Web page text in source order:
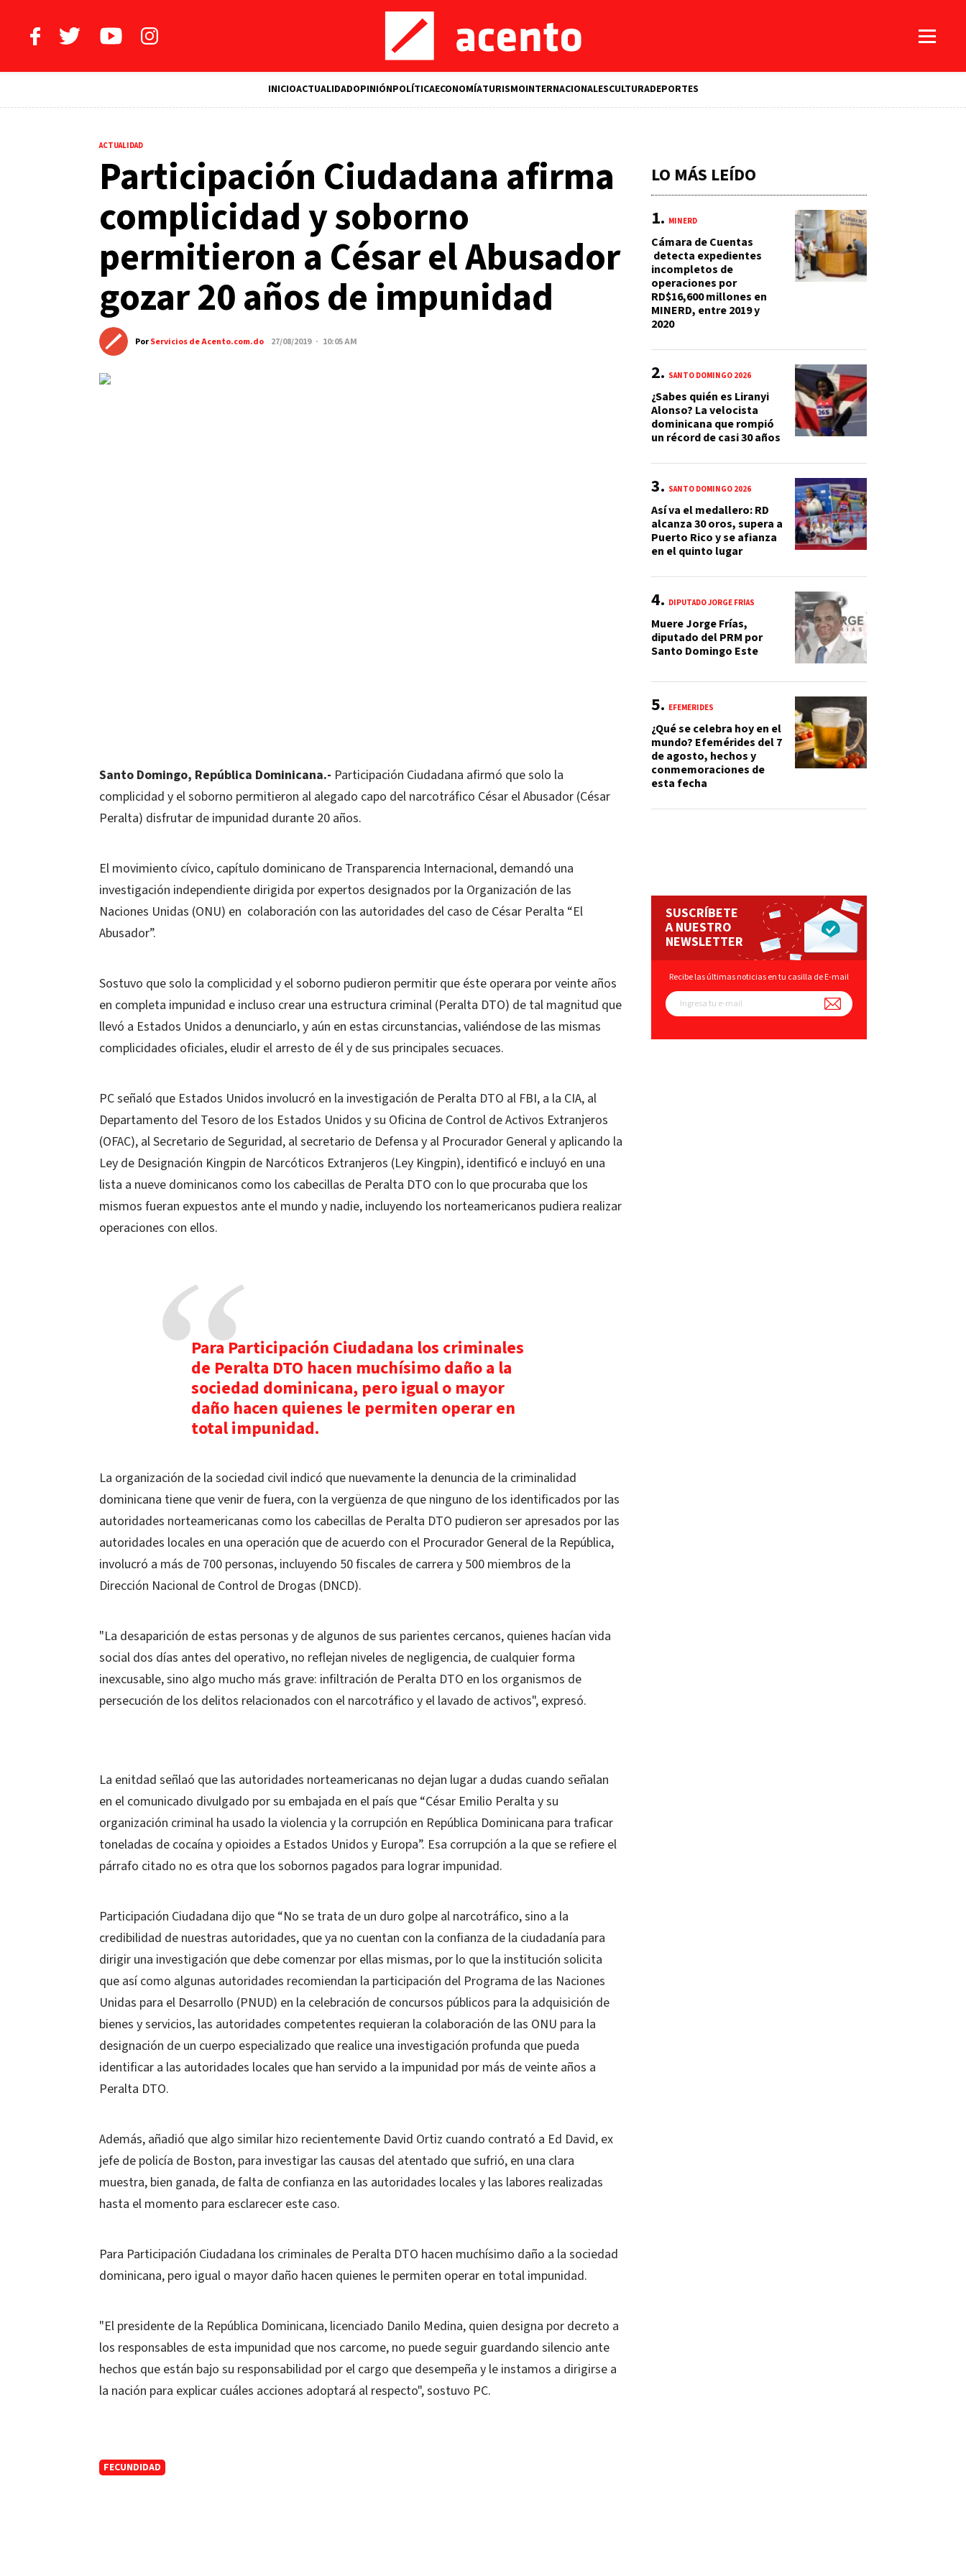
INICIOACTUALIDADOPINIÓNPOLÍTICAECONOMÍATURISMOINTERNACIONALESCULTURADEPORTES
ACTUALIDAD
Participación Ciudadana afirma
complicidad y soborno
permitieron a César el Abusador
gozar 20 años de impunidad
PorServicios de Acento.com.do 27/08/2019 · 10:05 AM
Santo Domingo, República Dominicana.- Participación Ciudadana afirmó que solo la
complicidad y el soborno permitieron al alegado capo del narcotráfico César el Abusador (César
Peralta) disfrutar de impunidad durante 20 años.
El movimiento cívico, capítulo dominicano de Transparencia Internacional, demandó una
investigación independiente dirigida por expertos designados por la Organización de las
Naciones Unidas (ONU) en colaboración con las autoridades del caso de César Peralta “El
Abusador”.
Sostuvo que solo la complicidad y el soborno pudieron permitir que éste operara por veinte años
en completa impunidad e incluso crear una estructura criminal (Peralta DTO) de tal magnitud que
llevó a Estados Unidos a denunciarlo, y aún en estas circunstancias, valiéndose de las mismas
complicidades oficiales, eludir el arresto de él y de sus principales secuaces.
PC señaló que Estados Unidos involucró en la investigación de Peralta DTO al FBI, a la CIA, al
Departamento del Tesoro de los Estados Unidos y su Oficina de Control de Activos Extranjeros
(OFAC), al Secretario de Seguridad, al secretario de Defensa y al Procurador General y aplicando la
Ley de Designación Kingpin de Narcóticos Extranjeros (Ley Kingpin), identificó e incluyó en una
lista a nueve dominicanos como los cabecillas de Peralta DTO con lo que procuraba que los
mismos fueran expuestos ante el mundo y nadie, incluyendo los norteamericanos pudiera realizar
operaciones con ellos.
Para Participación Ciudadana los criminales
de Peralta DTO hacen muchísimo daño a la
sociedad dominicana, pero igual o mayor
daño hacen quienes le permiten operar en
total impunidad.
La organización de la sociedad civil indicó que nuevamente la denuncia de la criminalidad
dominicana tiene que venir de fuera, con la vergüenza de que ninguno de los identificados por las
autoridades norteamericanas como los cabecillas de Peralta DTO pudieron ser apresados por las
autoridades locales en una operación que de acuerdo con el Procurador General de la República,
involucró a más de 700 personas, incluyendo 50 fiscales de carrera y 500 miembros de la
Dirección Nacional de Control de Drogas (DNCD).
"La desaparición de estas personas y de algunos de sus parientes cercanos, quienes hacían vida
social dos días antes del operativo, no reflejan niveles de negligencia, de cualquier forma
inexcusable, sino algo mucho más grave: infiltración de Peralta DTO en los organismos de
persecución de los delitos relacionados con el narcotráfico y el lavado de activos", expresó.
La enitdad señlaó que las autoridades norteamericanas no dejan lugar a dudas cuando señalan
en el comunicado divulgado por su embajada en el país que “César Emilio Peralta y su
organización criminal ha usado la violencia y la corrupción en República Dominicana para traficar
toneladas de cocaína y opioides a Estados Unidos y Europa”. Esa corrupción a la que se refiere el
párrafo citado no es otra que los sobornos pagados para lograr impunidad.
Participación Ciudadana dijo que “No se trata de un duro golpe al narcotráfico, sino a la
credibilidad de nuestras autoridades, que ya no cuentan con la confianza de la ciudadanía para
dirigir una investigación que debe comenzar por ellas mismas, por lo que la institución solicita
que así como algunas autoridades recomiendan la participación del Programa de las Naciones
Unidas para el Desarrollo (PNUD) en la celebración de concursos públicos para la adquisición de
bienes y servicios, las autoridades competentes requieran la colaboración de las ONU para la
designación de un cuerpo especializado que realice una investigación profunda que pueda
identificar a las autoridades locales que han servido a la impunidad por más de veinte años a
Peralta DTO.
Además, añadió que algo similar hizo recientemente David Ortiz cuando contrató a Ed David, ex
jefe de policía de Boston, para investigar las causas del atentado que sufrió, en una clara
muestra, bien ganada, de falta de confianza en las autoridades locales y las labores realizadas
hasta el momento para esclarecer este caso.
Para Participación Ciudadana los criminales de Peralta DTO hacen muchísimo daño a la sociedad
dominicana, pero igual o mayor daño hacen quienes le permiten operar en total impunidad.
"El presidente de la República Dominicana, licenciado Danilo Medina, quien designa por decreto a
los responsables de esta impunidad que nos carcome, no puede seguir guardando silencio ante
hechos que están bajo su responsabilidad por el cargo que desempeña y le instamos a dirigirse a
la nación para explicar cuáles acciones adoptará al respecto", sostuvo PC.
FECUNDIDAD
LO MÁS LEÍDO
MINERD
Cámara de Cuentas
detecta expedientes
incompletos de
operaciones por
RD$16,600 millones en
MINERD, entre 2019 y
2020
SANTO DOMINGO 2026
¿Sabes quién es Liranyi
Alonso? La velocista
dominicana que rompió
un récord de casi 30 años
SANTO DOMINGO 2026
Así va el medallero: RD
alcanza 30 oros, supera a
Puerto Rico y se afianza
en el quinto lugar
DIPUTADO JORGE FRÍAS
Muere Jorge Frías,
diputado del PRM por
Santo Domingo Este
EFEMÉRIDES
¿Qué se celebra hoy en el
mundo? Efemérides del 7
de agosto, hechos y
conmemoraciones de
esta fecha
SUSCRÍBETE
A NUESTRO
NEWSLETTER
Recibe las últimas noticias en tu casilla de E-mail